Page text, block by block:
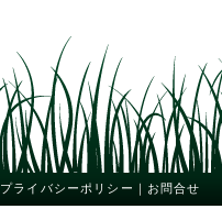
プライバシーポリシー ｜ お問合せ